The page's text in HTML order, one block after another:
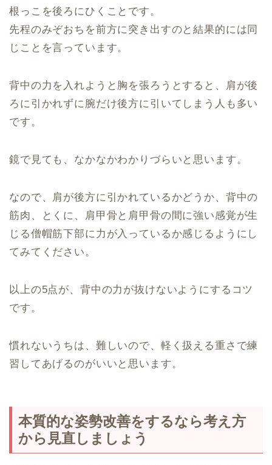
根っこを後ろにひくことです。
先程のみぞおちを前方に突き出すのと結果的には同
じことを言っています。
背中の力を入れようと胸を張ろうとすると、肩が後
ろに引かれずに腕だけ後方に引いてしまう人も多い
です。
鏡で見ても、なかなかわかりづらいと思います。
なので、肩が後方に引かれているかどうか、背中の
筋肉、とくに、肩甲骨と肩甲骨の間に強い感覚が生
じる僧帽筋下部に力が入っているか感じるようにし
てみてください。
以上の5点が、背中の力が抜けないようにするコツ
です。
慣れないうちは、難しいので、軽く扱える重さで練
習してあげるのがいいと思います。
本質的な姿勢改善をするなら考え方
から見直しましょう